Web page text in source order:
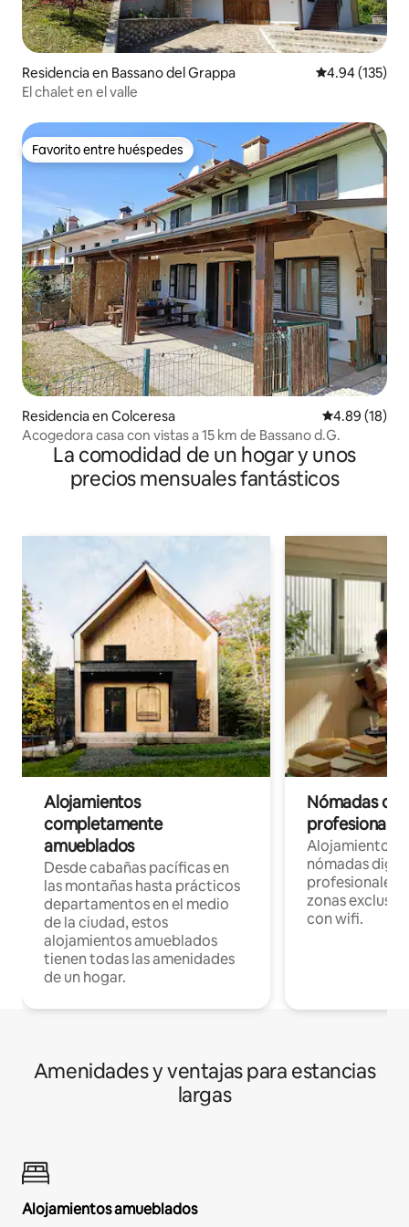
Residencia en Bassano del Grappa Calificación
4.94 (135)
El chalet en el valle
Favorito entre huéspedes
Favorito entre huéspedes
Residencia en Colceresa Calificación
4.89 (18)
Acogedora casa con vistas a 15 km de Bassano d.G.
La comodidad de un hogar y unos
precios mensuales fantásticos
Alojamientos
completamente
amueblados
Desde cabañas pacíficas en
las montañas hasta prácticos
departamentos en el medio
de la ciudad, estos
alojamientos amueblados
tienen todas las amenidades
de un hogar.
Nómadas
Alojamientos
nómadas
profesionales
zonas
con wifi.
Amenidades y ventajas para estancias
largas
Alojamientos amueblados